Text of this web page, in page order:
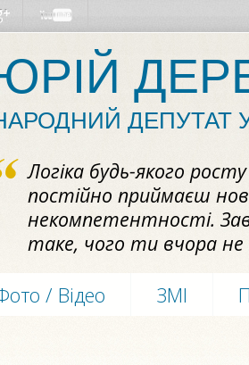
ДЕПУТАТ
Логіка будь-якого
постійно приймаєш
некомпетентності.
таке, чого ти вчора не
/ Відео ЗМІ